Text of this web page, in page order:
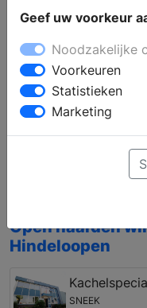
Hindeloopen kunt u
haardenspecialist.
soorten haarden te
wat de
en budget. Bij de
het gebied van
vrijstaand en
en gaskachels.
informeren over een
Open haarden
Hindeloopen
SNEEK
Geef uw voorkeur
Noodzakelijke
Voorkeuren
Statistieken
Marketing